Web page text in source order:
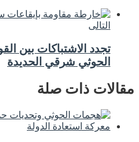
التالى
تجدد الاشتباكات بين
الحوثي شرقي الحديدة
مقالات ذات صلة